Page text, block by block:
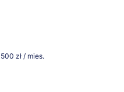
zł / mies.